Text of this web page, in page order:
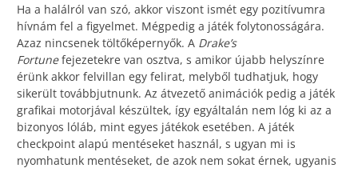
Ha a halálról van szó, akkor viszont ismét egy pozitívumra
hívnám fel a figyelmet. Mégpedig a játék folytonosságára.
Azaz nincsenek töltőképernyők. A Drake’s
Fortunefejezetekre van osztva, s amikor újabb helyszínre
érünk akkor felvillan egy felirat, melyből tudhatjuk, hogy
sikerült továbbjutnunk. Az átvezető animációk pedig a játék
grafikai motorjával készültek, így egyáltalán nem lóg ki az a
bizonyos lóláb, mint egyes játékok esetében. A játék
checkpoint alapú mentéseket használ, s ugyan mi is
nyomhatunk mentéseket, de azok nem sokat érnek, ugyanis